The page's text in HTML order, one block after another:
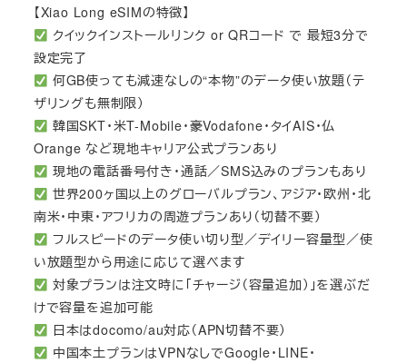
【Xiao Long eSIMの特徴】
クイックインストールリンク or QRコード で 最短3分で
設定完了
何GB使っても減速なしの“本物”のデータ使い放題（テ
ザリングも無制限）
韓国SKT・米T-Mobile・豪Vodafone・タイAIS・仏
Orange など現地キャリア公式プランあり
現地の電話番号付き・通話／SMS込みのプランもあり
世界200ヶ国以上のグローバルプラン、アジア・欧州・北
南米・中東・アフリカの周遊プランあり（切替不要）
フルスピードのデータ使い切り型／デイリー容量型／使
い放題型から用途に応じて選べます
対象プランは注文時に「チャージ（容量追加）」を選ぶだ
けで容量を追加可能
日本はdocomo/au対応（APN切替不要）
中国本土プランはVPNなしでGoogle・LINE・